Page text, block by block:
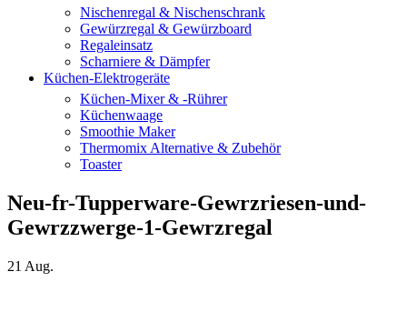
Nischenregal & Nischenschrank
Gewürzregal & Gewürzboard
Regaleinsatz
Scharniere & Dämpfer
Küchen-Elektrogeräte
Küchen-Mixer & -Rührer
Küchenwaage
Smoothie Maker
Thermomix Alternative & Zubehör
Toaster
Neu-fr-Tupperware-Gewrzriesen-und-
Gewrzzwerge-1-Gewrzregal
21 Aug.